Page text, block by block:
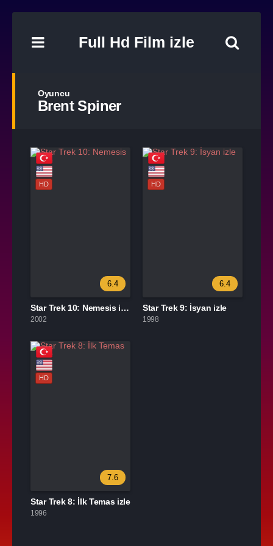
Full Hd Film izle
Oyuncu
Brent Spiner
HD
6.4
Star Trek 10: Nemesis izle
2002
HD
6.4
Star Trek 9: İsyan izle
1998
HD
7.6
Star Trek 8: İlk Temas izle
1996